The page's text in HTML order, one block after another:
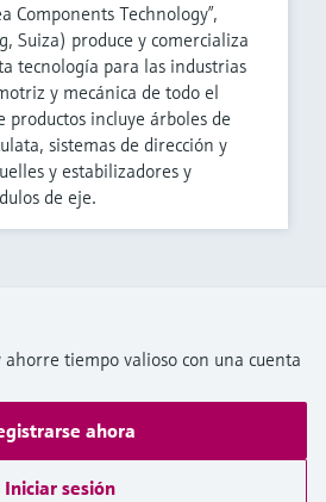
Components Technology”,
Suiza) produce y comercializa
tecnología para las industrias
y mecánica de todo el
productos incluye árboles de
sistemas de dirección y
y estabilizadores y
de eje.
tiempo valioso con una cuenta
ahora
Iniciar sesión